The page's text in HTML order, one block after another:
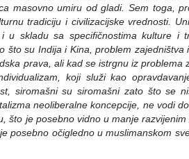
masovno umiru od gladi. Sem toga,
tradiciju i civilizacijske vrednosti.
u skladu sa specifičnostima kulture i
što su Indija i Kina, problem
prava, ali kad se istrgnu iz problema
koji služi kao
siromašni su siromašni zato što se
neoliberalne koncepcije, ne vodi
što je posebno vidno u manje
posebno očigledno u muslimanskom